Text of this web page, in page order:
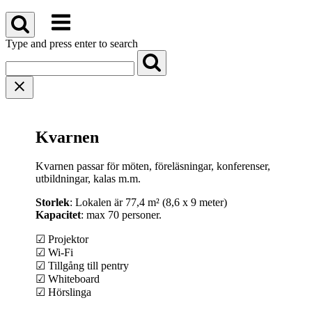
Skip
to
content
Menu
Type and press enter to search
Kvarnen
Kvarnen passar för möten, föreläsningar, konferenser,
utbildningar, kalas m.m.
Storlek: Lokalen är 77,4 m² (8,6 x 9 meter)
Kapacitet: max 70 personer.
☑ Projektor
☑ Wi-Fi
☑ Tillgång till pentry
☑ Whiteboard
☑ Hörslinga